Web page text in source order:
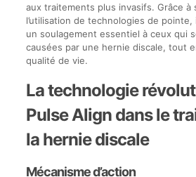
aux traitements plus invasifs. Grâce à
l’utilisation de technologies de pointe,
un soulagement essentiel à ceux qui
causées par une hernie discale, tout
qualité de vie.
La technologie
Pulse Align dans le
la hernie discale
Mécanisme d’action